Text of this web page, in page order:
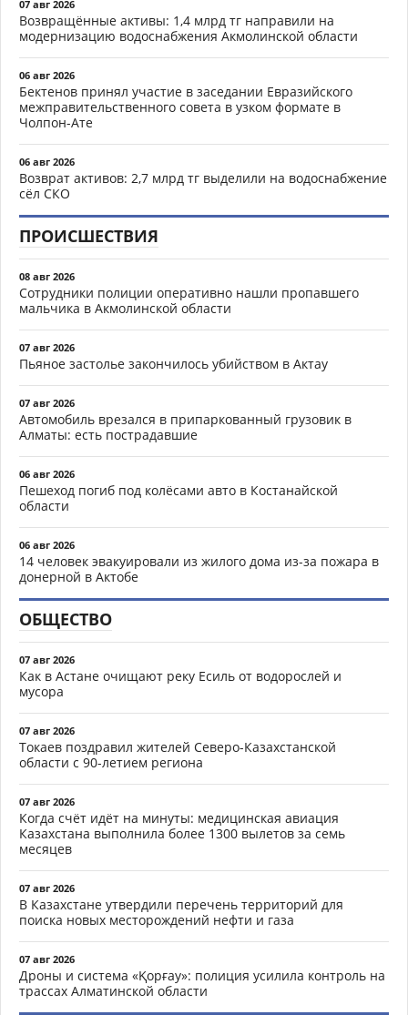
07 авг 2026
Возвращённые активы: 1,4 млрд тг направили на
модернизацию водоснабжения Акмолинской области
06 авг 2026
Бектенов принял участие в заседании Евразийского
межправительственного совета в узком формате в
Чолпон-Ате
06 авг 2026
Возврат активов: 2,7 млрд тг выделили на водоснабжение
сёл СКО
ПРОИСШЕСТВИЯ
08 авг 2026
Сотрудники полиции оперативно нашли пропавшего
мальчика в Акмолинской области
07 авг 2026
Пьяное застолье закончилось убийством в Актау
07 авг 2026
Автомобиль врезался в припаркованный грузовик в
Алматы: есть пострадавшие
06 авг 2026
Пешеход погиб под колёсами авто в Костанайской
области
06 авг 2026
14 человек эвакуировали из жилого дома из-за пожара в
донерной в Актобе
ОБЩЕСТВО
07 авг 2026
Как в Астане очищают реку Есиль от водорослей и
мусора
07 авг 2026
Токаев поздравил жителей Северо-Казахстанской
области с 90-летием региона
07 авг 2026
Когда счёт идёт на минуты: медицинская авиация
Казахстана выполнила более 1300 вылетов за семь
месяцев
07 авг 2026
В Казахстане утвердили перечень территорий для
поиска новых месторождений нефти и газа
07 авг 2026
Дроны и система «Қорғау»: полиция усилила контроль на
трассах Алматинской области